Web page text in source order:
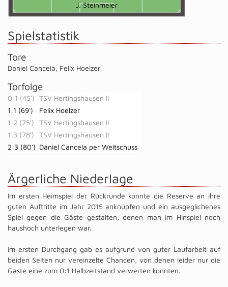
J. Steinmeier
Spielstatistik
Tore
Daniel Cancela, Felix Hoelzer
Torfolge
0:1 (45') TSV Hertingshausen II
1:1 (69')
Felix Hoelzer
1:2 (75')
TSV Hertingshausen II
1:3 (78')
TSV Hertingshausen II
2:3 (80') Daniel Cancela per Weitschuss
Ärgerliche Niederlage
Im ersten Heimspiel der Rückrunde konnte die Reserve an ihre
guten Auftritte im Jahr 2015 anknüpfen und ein ausgeglichenes
Spiel gegen die Gäste gestalten, denen man im Hinspiel noch
haushoch unterlegen war.
im ersten Durchgang gab es aufgrund von guter Laufarbeit auf
beiden Seiten nur vereinzelte Chancen, von denen leider nur die
Gäste eine zum 0:1 Halbzeitstand verwerten konnten.